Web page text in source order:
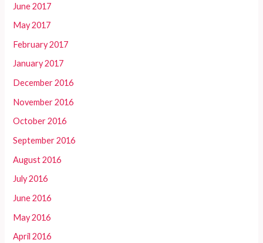
June 2017
May 2017
February 2017
January 2017
December 2016
November 2016
October 2016
September 2016
August 2016
July 2016
June 2016
May 2016
April 2016